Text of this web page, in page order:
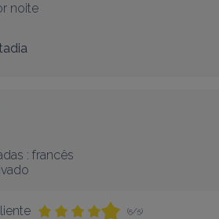
noite
: francês
(5/5)